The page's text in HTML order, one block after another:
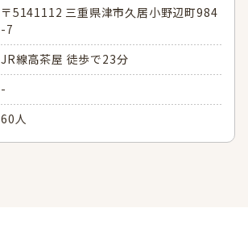
〒5141112 三重県津市久居小野辺町984
-7
JR線高茶屋 徒歩で23分
-
60人